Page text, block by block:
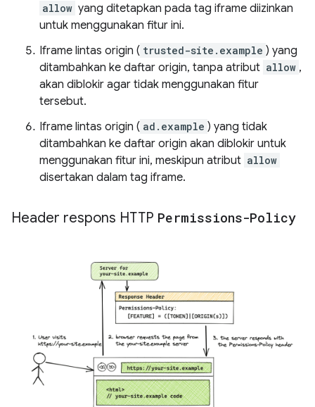
allow yang ditetapkan pada tag iframe diizinkan
untuk menggunakan fitur ini.
Iframe lintas origin ( trusted-site.example ) yang
ditambahkan ke daftar origin, tanpa atribut allow ,
akan diblokir agar tidak menggunakan fitur
tersebut.
Iframe lintas origin ( ad.example ) yang tidak
ditambahkan ke daftar origin akan diblokir untuk
menggunakan fitur ini, meskipun atribut allow
disertakan dalam tag iframe.
Header respons HTTP Permissions-Policy